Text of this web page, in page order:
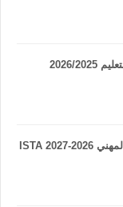
طريقة الاطلاع على نتائج التكوين المهني 2026-2027 ISTA